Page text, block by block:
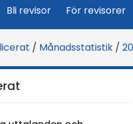
Bli revisor För revisorer
/ Månadsstatistik /